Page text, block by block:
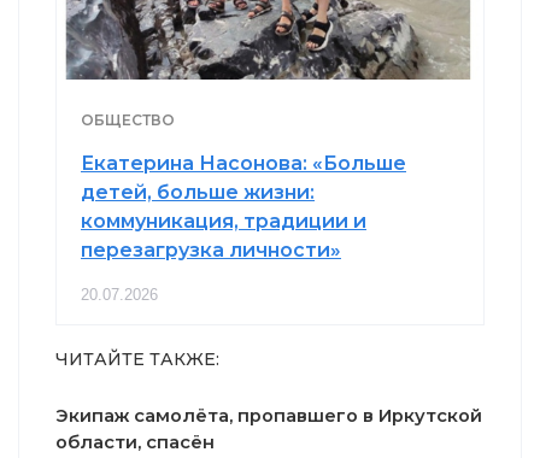
ОБЩЕСТВО
Екатерина Насонова: «Больше
детей, больше жизни:
коммуникация, традиции и
перезагрузка личности»
20.07.2026
ЧИТАЙТЕ ТАКЖЕ:
Экипаж самолёта, пропавшего в Иркутской
области, спасён